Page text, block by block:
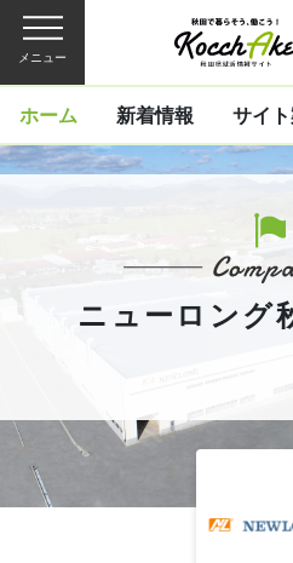
メニュー
ホーム 新着情報 サイ
ニューロング